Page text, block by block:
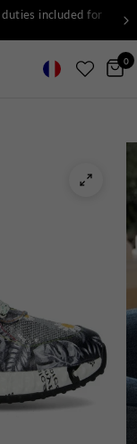
included for
0